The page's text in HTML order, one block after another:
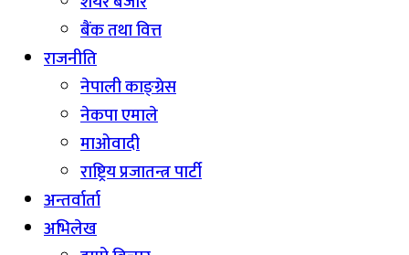
बैंक तथा वित्त
राजनीति
नेपाली काङ्ग्रेस
नेकपा एमाले
माओवादी
राष्ट्रिय प्रजातन्त्र पार्टी
अन्तर्वार्ता
अभिलेख